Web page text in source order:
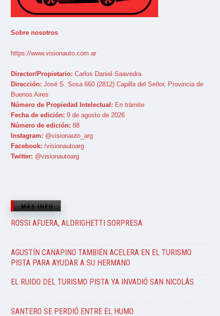
Sobre nosotros
https://www.visionauto.com.ar
Director/Propietario: Carlos Daniel Saavedra
Dirección: José S. Sosa 660 (2812) Capilla del Señor, Provincia de
Buenos Aires
Número de Propiedad Intelectual: En trámite
Fecha de edición: 9 de agosto de 2026
Número de edición: 88
Instagram: @visionauto_arg
Facebook: /visionautoarg
Twitter: @visionautoarg
MÁS INFO
ROSSI AFUERA, ALDRIGHETTI SORPRESA
AGUSTÍN CANAPINO TAMBIÉN ACELERA EN EL TURISMO
PISTA PARA AYUDAR A SU HERMANO
EL RUIDO DEL TURISMO PISTA YA INVADIÓ SAN NICOLÁS
SANTERO SE PERDIÓ ENTRE EL HUMO